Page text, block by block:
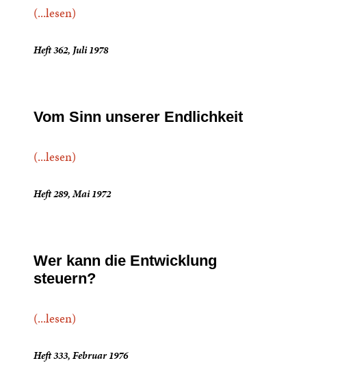
(...lesen)
Heft 362, Juli 1978
Vom Sinn unserer Endlichkeit
(...lesen)
Heft 289, Mai 1972
Wer kann die Entwicklung
steuern?
(...lesen)
Heft 333, Februar 1976